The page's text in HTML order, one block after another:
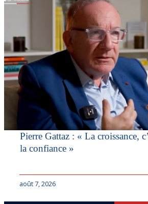
Pierre Gattaz : « La croissance,
la confiance »
août 7, 2026